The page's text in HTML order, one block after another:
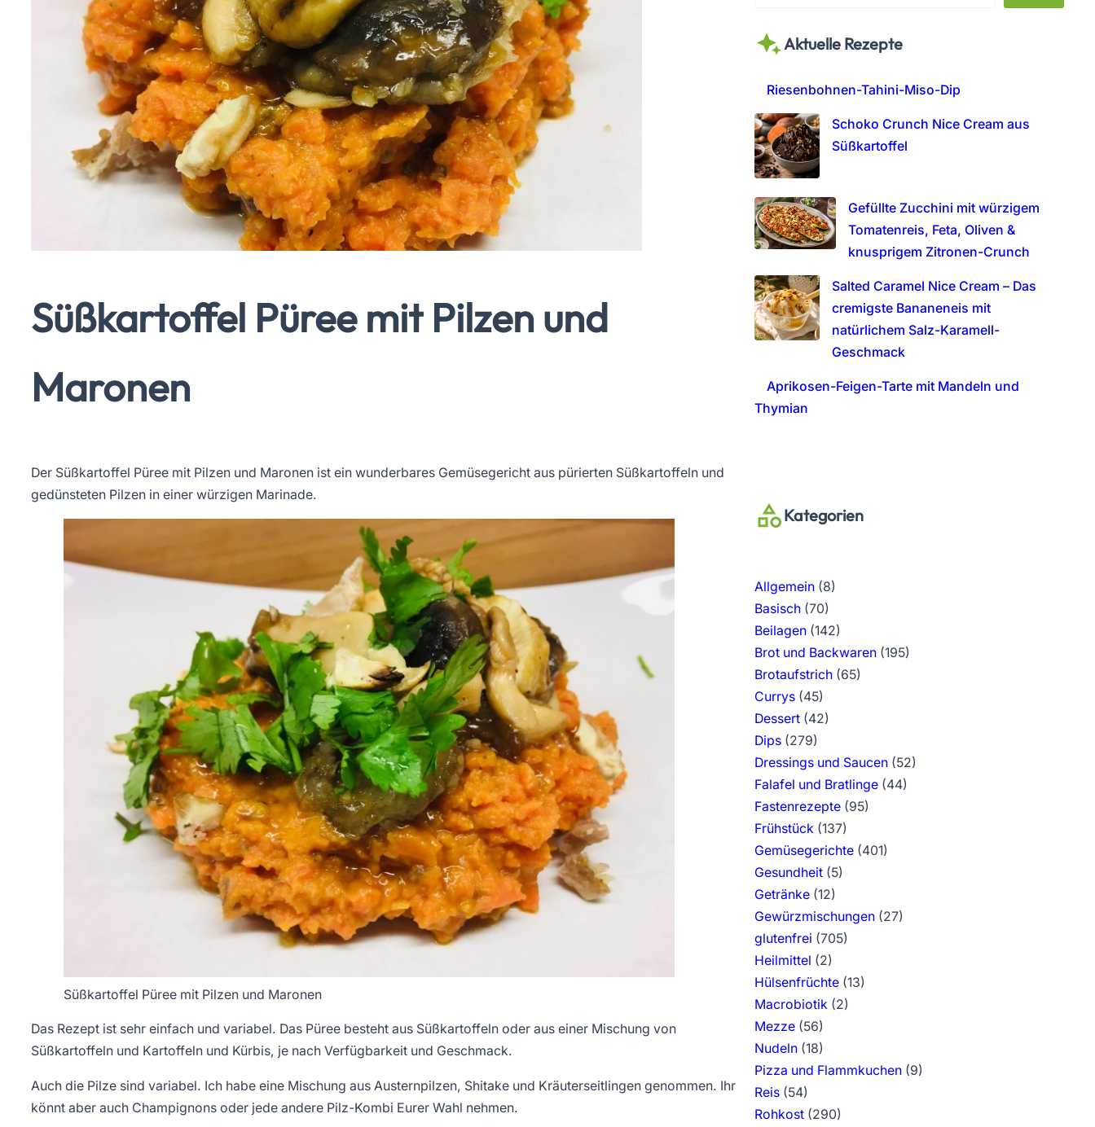
Süßkartoffel Püree mit Pilzen und
Maronen
Der Süßkartoffel Püree mit Pilzen und Maronen ist ein wunderbares Gemüsegericht aus pürierten Süßkartoffeln und
gedünsteten Pilzen in einer würzigen Marinade.
Süßkartoffel Püree mit Pilzen und Maronen
Das Rezept ist sehr einfach und variabel. Das Püree besteht aus Süßkartoffeln oder aus einer Mischung von
Süßkartoffeln und Kartoffeln und Kürbis, je nach Verfügbarkeit und Geschmack.
Auch die Pilze sind variabel. Ich habe eine Mischung aus Austernpilzen, Shitake und Kräuterseitlingen genommen. Ihr
könnt aber auch Champignons oder jede andere Pilz-Kombi Eurer Wahl nehmen.
r
Aktuelle Rezepte
Riesenbohnen-Tahini-Miso-Dip
Schoko Crunch Nice Cream aus
Süßkartoffel
Gefüllte Zucchini mit würzigem
Tomatenreis, Feta, Oliven &
knusprigem Zitronen-Crunch
Salted Caramel Nice Cream – Das
cremigste Bananeneis mit
natürlichem Salz-Karamell-
Geschmack
Aprikosen-Feigen-Tarte mit Mandeln und
Thymian
Kategorien
Allgemein(8)
Basisch(70)
Beilagen(142)
Brot und Backwaren(195)
Brotaufstrich(65)
Currys(45)
Dessert(42)
Dips(279)
Dressings und Saucen(52)
Falafel und Bratlinge(44)
Fastenrezepte(95)
Frühstück (137)
Gemüsegerichte(401)
Gesundheit(5)
Getränke(12)
Gewürzmischungen(27)
glutenfrei (705)
Heilmittel (2)
Hülsenfrüchte(13)
Macrobiotik (2)
Mezze(56)
Nudeln(18)
Pizza und Flammkuchen(9)
Reis(54)
Rohkost(290)